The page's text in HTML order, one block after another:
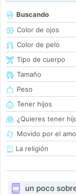
Buscando
Color de ojos
Color de pelo
Tipo de cuerpo
Tamaño
Peso
Tener hijos
¿Quieres tener
Movido por el
La religión
un poco